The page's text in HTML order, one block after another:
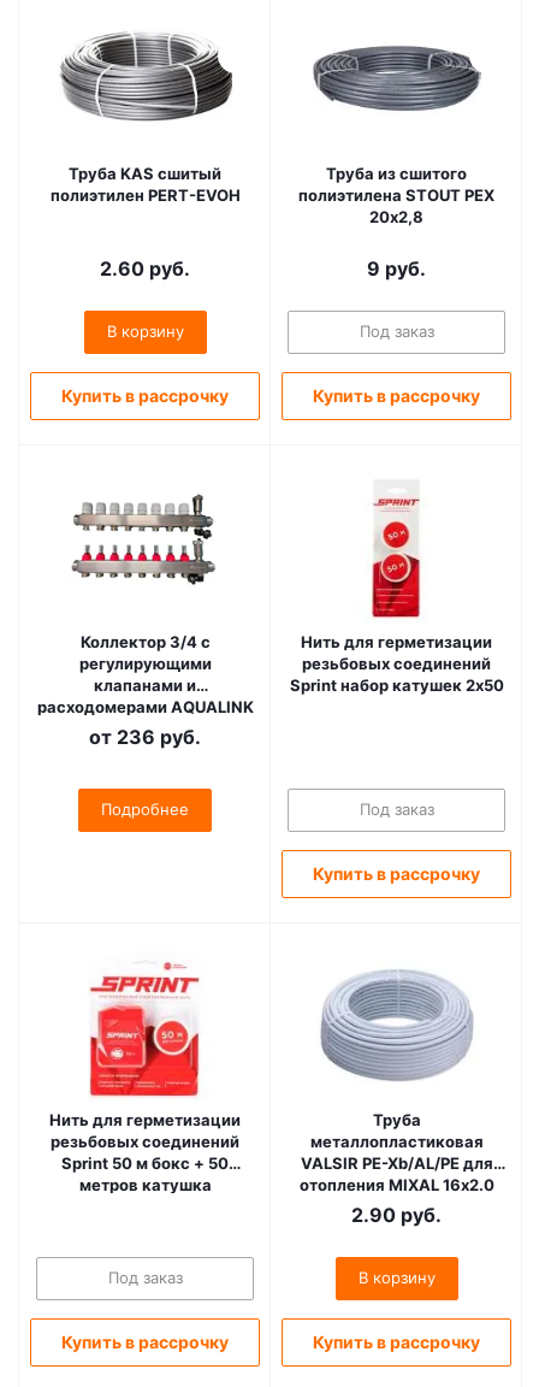
Труба KAS сшитый
полиэтилен PERT-EVOH
2.60 руб.
В корзину
Купить в рассрочку
Труба из сшитого
полиэтилена STOUT PEX
20х2,8
9 руб.
Под заказ
Купить в рассрочку
Коллектор 3/4 с
регулирующими
клапанами и
расходомерами AQUALINK
от 236 руб.
Подробнее
Нить для герметизации
резьбовых соединений
Sprint набор катушек 2х50
Под заказ
Купить в рассрочку
Нить для герметизации
резьбовых соединений
Sprint 50 м бокс + 50
метров катушка
Под заказ
Купить в рассрочку
Труба
металлопластиковая
VALSIR PE-Xb/AL/PE для
отопления MIXAL 16х2.0
200м белая
2.90 руб.
В корзину
Купить в рассрочку